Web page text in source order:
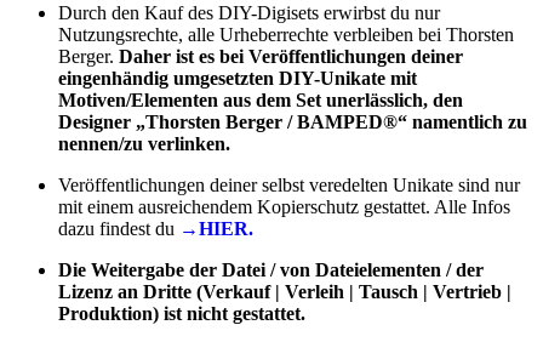
Durch den Kauf des DIY-Digisets erwirbst du nur
Nutzungsrechte, alle Urheberrechte verbleiben bei Thorsten
Berger. Daher ist es bei Veröffentlichungen deiner
eingenhändig umgesetzten DIY-Unikate mit
Motiven/Elementen aus dem Set unerlässlich, den
Designer „Thorsten Berger / BAMPED®“ namentlich zu
nennen/zu verlinken.
Veröffentlichungen deiner selbst veredelten Unikate sind nur
mit einem ausreichendem Kopierschutz gestattet. Alle Infos
dazu findest du →HIER.
Die Weitergabe der Datei / von Dateielementen / der
Lizenz an Dritte (Verkauf | Verleih | Tausch | Vertrieb |
Produktion) ist nicht gestattet.